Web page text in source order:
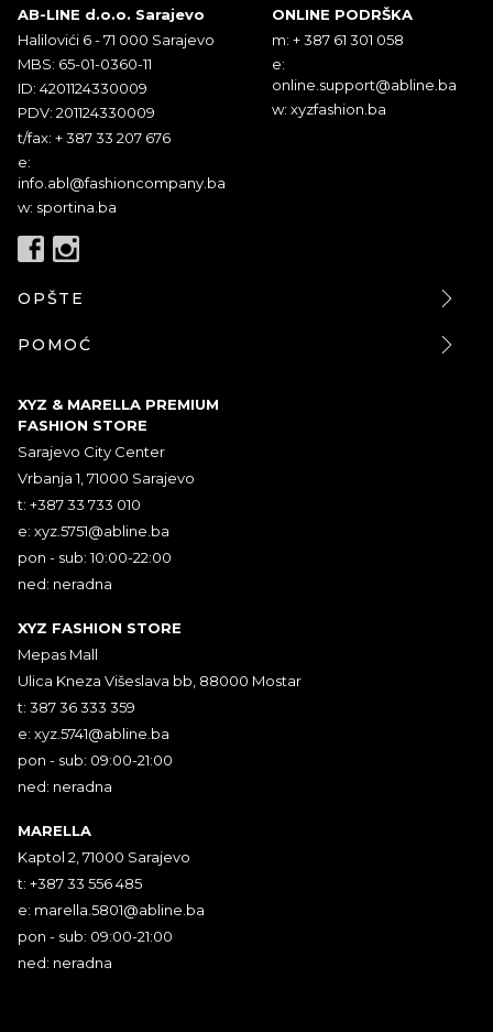
AB-LINE d.o.o. Sarajevo
Halilovići 6 - 71 000 Sarajevo
MBS: 65-01-0360-11
ID: 4201124330009
PDV: 201124330009
t/fax: + 387 33 207 676
e:
info.abl@fashioncompany.ba
w: sportina.ba
ONLINE PODRŠKA
m: + 387 61 301 058
e:
online.support@abline.ba
w: xyzfashion.ba
OPŠTE
POMOĆ
XYZ & MARELLA PREMIUM
FASHION STORE
Sarajevo City Center
Vrbanja 1, 71000 Sarajevo
t: +387 33 733 010
e: xyz.5751@abline.ba
pon - sub: 10:00-22:00
ned: neradna
XYZ FASHION STORE
Mepas Mall
Ulica Kneza Višeslava bb, 88000 Mostar
t: 387 36 333 359
e: xyz.5741@abline.ba
pon - sub: 09:00-21:00
ned: neradna
MARELLA
Kaptol 2, 71000 Sarajevo
t: +387 33 556 485
e: marella.5801@abline.ba
pon - sub: 09:00-21:00
ned: neradna